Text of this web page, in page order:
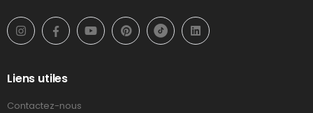
Liens utiles
Contactez-nous